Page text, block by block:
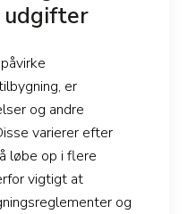
er
og andre
varierer efter
løbe op i flere
vigtigt at
og